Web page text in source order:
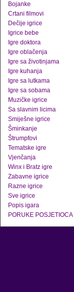
Bojanke
Crtani filmovi
Dečije igrice
Igrice bebe
Igre doktora
Igre oblačenja
Igre sa životinjama
Igre kuhanja
Igre sa lutkama
Igre sa sobama
Muzičke igrice
Sa slavnim licima
Smiješne igrice
Šminkanje
Štrumpfovi
Tematske igre
Vjenčanja
Winx i Bratz igre
Zabavne igrice
Razne igrice
Sve igrice
Popis igara
PORUKE POSJETIOCA